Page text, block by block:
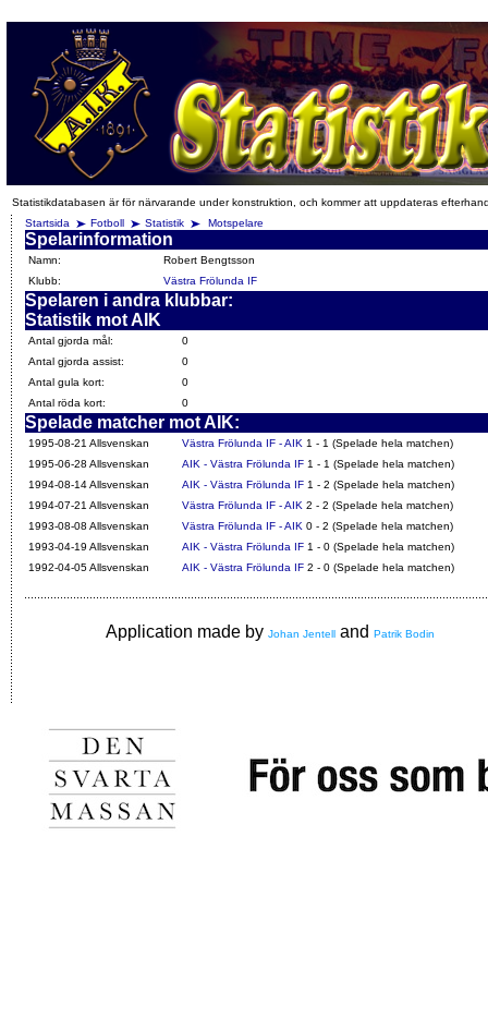
Statistikdatabasen är för närvarande under konstruktion, och kommer att uppdateras
Startsida
Fotboll Statistik Motspelare
Spelarinformation
Namn:
Robert Bengtsson
Klubb:
Västra Frölunda IF
Spelaren i andra klubbar:
Statistik mot AIK
Antal gjorda mål:
0
Antal gjorda assist:
0
Antal gula kort:
0
Antal röda kort:
0
Spelade matcher mot AIK:
1995-08-21 Allsvenskan Västra Frölunda IF - AIK 1 - 1 (Spelade hela matchen)
1995-06-28 Allsvenskan
AIK - Västra Frölunda IF 1 - 1 (Spelade hela matchen)
1994-08-14 Allsvenskan
AIK - Västra Frölunda IF 1 - 2 (Spelade hela matchen)
1994-07-21 Allsvenskan
Västra Frölunda IF - AIK 2 - 2 (Spelade hela matchen)
1993-08-08 Allsvenskan
Västra Frölunda IF - AIK 0 - 2 (Spelade hela matchen)
1993-04-19 Allsvenskan
AIK - Västra Frölunda IF 1 - 0 (Spelade hela matchen)
1992-04-05 Allsvenskan
AIK - Västra Frölunda IF 2 - 0 (Spelade hela matchen)
Application made by Johan Jentell and Patrik Bodin